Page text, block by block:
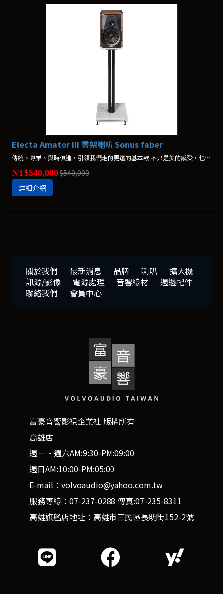
Electa Amator III 書架喇叭 Sonus faber
傳統、專業、與時俱進，引領我們走的更遠的基本款 不只是美的感受，也是推動我們持續向前的力量。 *不含腳架，腳架另購$90,000
NT$540,000$540,000
詳細介紹
關於我們 最新消息 品牌 喇叭
擴大機
訊源/影像
電源處理 音響線材
週邊配件
聯絡我們
會員中心
富豪音響影視企業社 版權所有
高雄店
週一 ~ 週六AM:9:30-PM:09:00
週日AM:10:00-PM:05:00
E-mail：volvoaudio@yahoo.com.tw
服務專線：07-237-0288 傳真:07-235-8311
高雄旗艦店地址：高雄市三民區長明街152-2號